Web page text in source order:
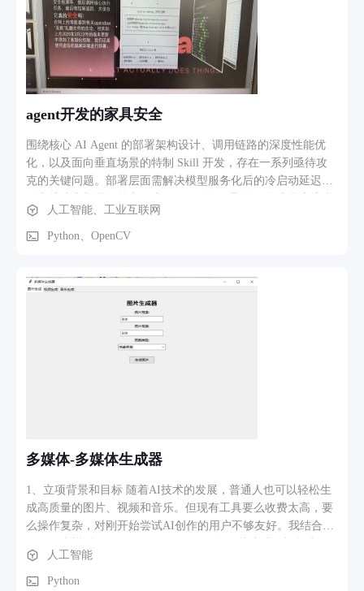
意等），适合不同场景。 - 支持完全自定义： - 自定义人设
（System Prompt）：决定 AI 的说话风格和角色定位； - 专属
欢迎语：每个模式有自己的欢迎文案； - 模式持久化：自定义
模式保存在本地 properties 文件，下次打开仍然存在。 - **推
荐问题按钮** - 每次 AI 回答后，根据内容自动生成 1~3 个可
能的后续提问。 - 以按钮形式展示，点击即可直接继续追问，
适合不知道该问什么的时候。 - **停止按钮（中断当前回答）
** - 当 AI 正在生成长回答时，可以点击输入框旁的“停止”按钮
终止本次请求。 - 停止后会立即恢复输入状态，并插入一条“回
答已被中断”的系统消息。 - **对话管理与清理（在其他图片有
体现故没放图）** - 顶部工具栏的 `➕` 按钮：新建一个空白对
话，不影响已有历史记录。 - 顶部 `🗑️` 按钮：清空当前对话，
并删除对应的历史对话文件。 - 左侧历史列表每一项右侧有小
气泡，不影响其他消息。 - **现代化界面与 Markdown 渲染**
- 气泡式聊天布局，左右对齐区分用户和 AI。 - 支持
Markdown：代码块、列表、加粗等都能正常显示，更适合技术
agent开发的家具安全
围绕核心 AI Agent 的部署架构设计、调用链路的深度性能优
化，以及面向垂直场景的特制 Skill 开发，存在一系列亟待攻
克的关键问题。部署层面需解决模型服务化后的冷启动延迟、
线、智能缓存与请求合并策略，以降低响应时延和推理成本。
特制 Skill 开发要求将领域知识、外部工具 API 与 Agent 推理
生挑战。系统性解决这些问题，是智能体从原型走向高可用、
低成本生产级落地的核心前提。
人工智能、工业互联网
Python、OpenCV
多媒体-多媒体生成器
1、立项背景和目标 随着AI技术的发展，普通人也可以轻松生
成高质量的图片、视频和音乐。但现有工具要么收费太高，要
么操作复杂，对刚开始尝试AI创作的用户不够友好。我结合自
成、音乐生成于一体的多媒体创作工具，旨在降低AI创作门
槛，让每个人都能免费体验AI生成内容的乐趣。项目灵感来源
人工智能
Python